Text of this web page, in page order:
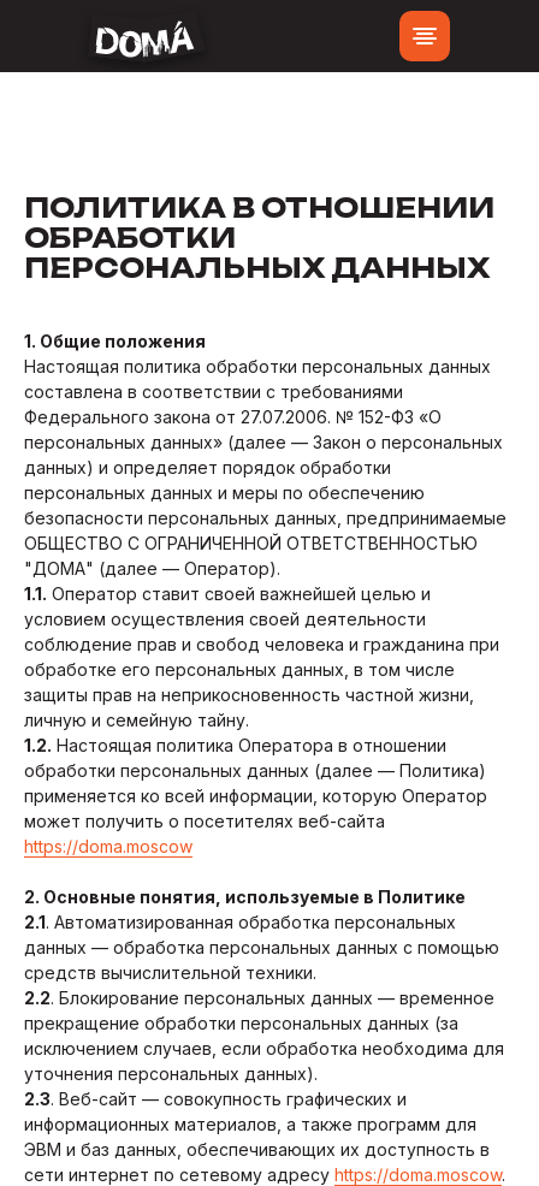
ПОЛИТИКА В ОТНОШЕНИИ
ОБРАБОТКИ
ПЕРСОНАЛЬНЫХ ДАННЫХ
1. Общие положения
Настоящая политика обработки персональных данных
составлена в соответствии с требованиями
Федерального закона от 27.07.2006. № 152-ФЗ «О
персональных данных» (далее — Закон о персональных
данных) и определяет порядок обработки
персональных данных и меры по обеспечению
безопасности персональных данных, предпринимаемые
ОБЩЕСТВО С ОГРАНИЧЕННОЙ ОТВЕТСТВЕННОСТЬЮ
"ДОМА" (далее — Оператор).
1.1. Оператор ставит своей важнейшей целью и
условием осуществления своей деятельности
соблюдение прав и свобод человека и гражданина при
обработке его персональных данных, в том числе
защиты прав на неприкосновенность частной жизни,
личную и семейную тайну.
1.2. Настоящая политика Оператора в отношении
обработки персональных данных (далее — Политика)
применяется ко всей информации, которую Оператор
может получить о посетителях веб-сайта
https://doma.moscow
2. Основные понятия, используемые в Политике
2.1. Автоматизированная обработка персональных
данных — обработка персональных данных с помощью
средств вычислительной техники.
2.2. Блокирование персональных данных — временное
прекращение обработки персональных данных (за
исключением случаев, если обработка необходима для
уточнения персональных данных).
2.3. Веб-сайт — совокупность графических и
информационных материалов, а также программ для
ЭВМ и баз данных, обеспечивающих их доступность в
сети интернет по сетевому адресу https://doma.moscow.